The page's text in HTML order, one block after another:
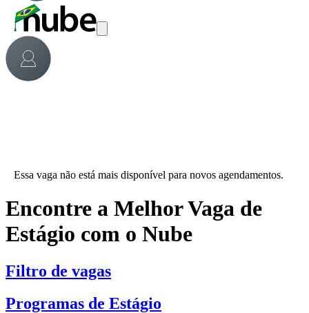
Essa vaga não está mais disponível para novos agendamentos.
Encontre a Melhor Vaga de
Estágio com o Nube
Filtro de vagas
Programas de Estágio